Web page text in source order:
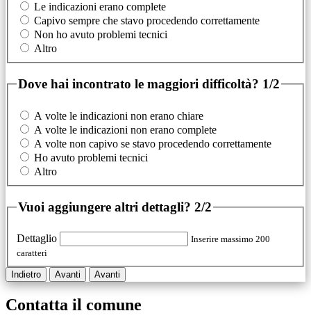
Le indicazioni erano complete
Capivo sempre che stavo procedendo correttamente
Non ho avuto problemi tecnici
Altro
Dove hai incontrato le maggiori difficoltà? 1/2
A volte le indicazioni non erano chiare
A volte le indicazioni non erano complete
A volte non capivo se stavo procedendo correttamente
Ho avuto problemi tecnici
Altro
Vuoi aggiungere altri dettagli? 2/2
Dettaglio
Inserire massimo 200
caratteri
Indietro Avanti Avanti
Contatta il comune